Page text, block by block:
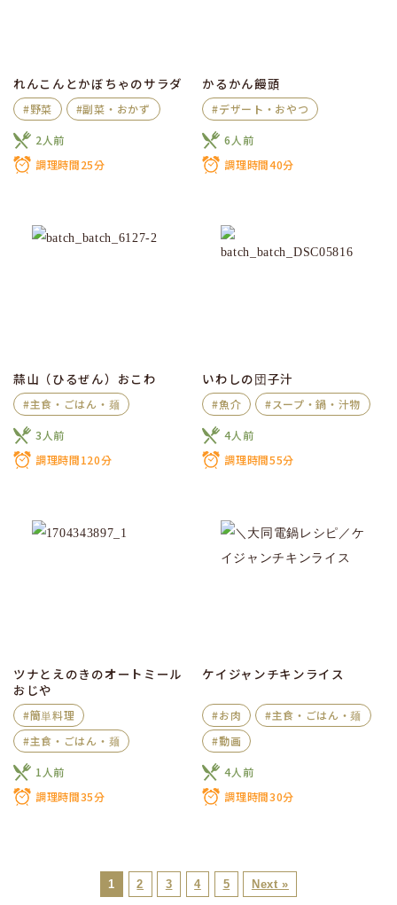
れんこんとかぼちゃのサラダ
#野菜 #副菜・おかず
2人前
調理時間25分
かるかん饅頭
#デザート・おやつ
6人前
調理時間40分
蒜山（ひるぜん）おこわ
#主食・ごはん・麺
3人前
調理時間120分
いわしの団子汁
#魚介 #スープ・鍋・汁物
4人前
調理時間55分
ツナとえのきのオートミール
おじや
#簡単料理
#主食・ごはん・麺
1人前
調理時間35分
ケイジャンチキンライス
#お肉
#主食・ごはん・麺
#動画
4人前
調理時間30分
1 2 3 4 5 Next »